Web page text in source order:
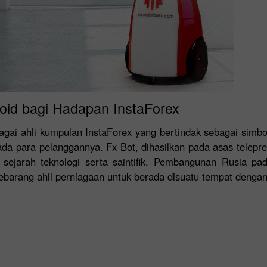
bagi Hadapan InstaForex
ahli kumpulan InstaForex yang bertindak sebagai
para pelanggannya. Fx Bot, dihasilkan pada asas
teknologi serta saintifik. Pembangunan Rusia
ahli perniagaan untuk berada disuatu tempat